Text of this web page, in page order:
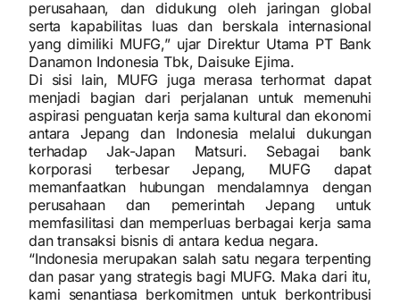
perusahaan, dan didukung oleh jaringan global
serta kapabilitas luas dan berskala internasional
yang dimiliki MUFG,” ujar Direktur Utama PT Bank
Danamon Indonesia Tbk, Daisuke Ejima.
Di sisi lain, MUFG juga merasa terhormat dapat
menjadi bagian dari perjalanan untuk memenuhi
aspirasi penguatan kerja sama kultural dan ekonomi
antara Jepang dan Indonesia melalui dukungan
terhadap Jak-Japan Matsuri. Sebagai bank
korporasi terbesar Jepang, MUFG dapat
memanfaatkan hubungan mendalamnya dengan
perusahaan dan pemerintah Jepang untuk
memfasilitasi dan memperluas berbagai kerja sama
dan transaksi bisnis di antara kedua negara.
“Indonesia merupakan salah satu negara terpenting
dan pasar yang strategis bagi MUFG. Maka dari itu,
kami senantiasa berkomitmen untuk berkontribusi